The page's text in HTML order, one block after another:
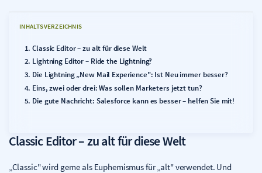
Classic Editor – zu alt für diese Welt
„Classic" wird gerne als Euphemismus für „alt" verwendet. Und
INHALTSVERZEICHNIS
Classic Editor – zu alt für diese Welt
Lightning Editor – Ride the Lightning?
Die Lightning „New Mail Experience": Ist Neu immer besser?
Eins, zwei oder drei: Was sollen Marketers jetzt tun?
Die gute Nachricht: Salesforce kann es besser – helfen Sie mit!